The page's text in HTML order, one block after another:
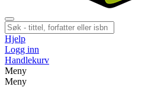
Hjelp
Logg inn
Handlekurv
Meny
Meny